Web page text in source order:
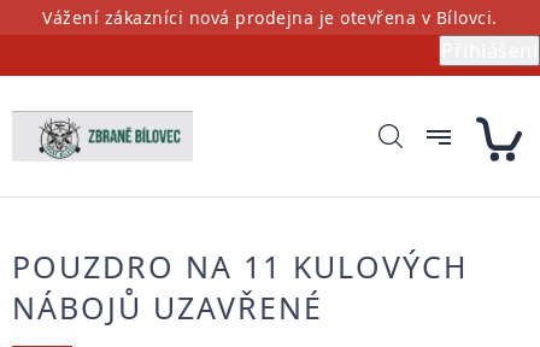
PřejítVážení zákazníci nová prodejna je otevřena v Bílovci.
POUZDRO NA 11 KULOVÝCH
NÁBOJŮ UZAVŘENÉ